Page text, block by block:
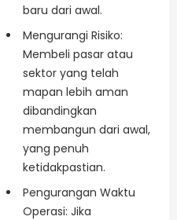
baru dari awal.
Mengurangi Risiko:
Membeli pasar atau
sektor yang telah
mapan lebih aman
dibandingkan
membangun dari awal,
yang penuh
ketidakpastian.
Pengurangan Waktu
Operasi: Jika